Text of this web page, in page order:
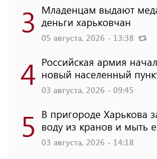
3 Младенцам выдают
деньги харьковчан
05 августа, 2026 - 13:38
4 Российская армия
новый населенный
03 августа, 2026 - 09:45
5 В пригороде Харькова
воду из кранов и мыть
03 августа, 2026 - 14:18